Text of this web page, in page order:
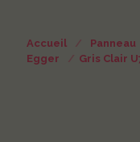
Accueil / Panneau
Egger
/ Gris Clair